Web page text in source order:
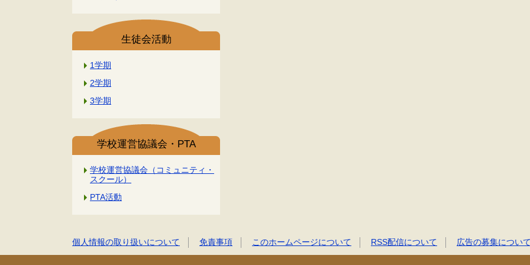
生徒会活動
1学期
2学期
3学期
学校運営協議会・PTA
学校運営協議会（コミュニティ・
スクール）
PTA活動
個人情報の取り扱いについて 免責事項 このホームページについて RSS配信について 広告の募集につい